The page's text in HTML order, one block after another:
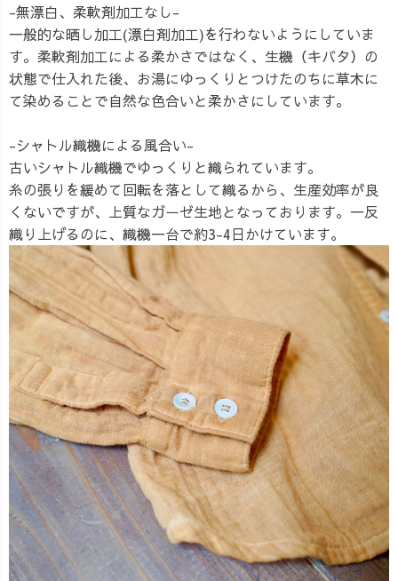
-無漂白、柔軟剤加工なし-
一般的な晒し加工(漂白剤加工)を行わないようにしていま
す。柔軟剤加工による柔かさではなく、生機（キバタ）の
状態で仕入れた後、お湯にゆっくりとつけたのちに草木に
て染めることで自然な色合いと柔かさにしています。
-シャトル織機による風合い-
古いシャトル織機でゆっくりと織られています。
糸の張りを緩めて回転を落として織るから、生産効率が良
くないですが、上質なガーゼ生地となっております。一反
織り上げるのに、織機一台で約3-4日かけています。